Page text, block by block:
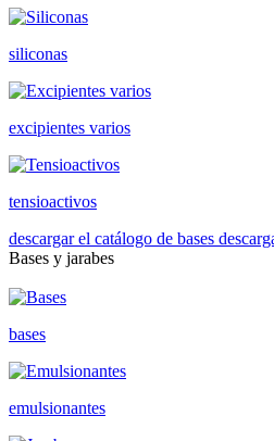
siliconas
excipientes varios
tensioactivos
descargar el catálogo de bases
Bases y jarabes
bases
emulsionantes